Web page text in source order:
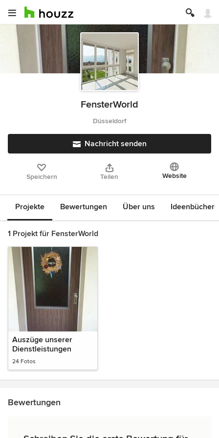
FensterWorld
Düsseldorf
Nachricht senden
Speichern Teilen Website
Projekte Bewertungen Über uns Ideenbücher
1 Projekt für FensterWorld
Auszüge unserer
Dienstleistungen
24 Fotos
Bewertungen